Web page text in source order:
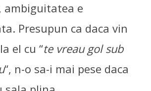
e
Presupun ca daca vin
el cu “te vreau gol sub
“, n-o sa-i mai pese daca